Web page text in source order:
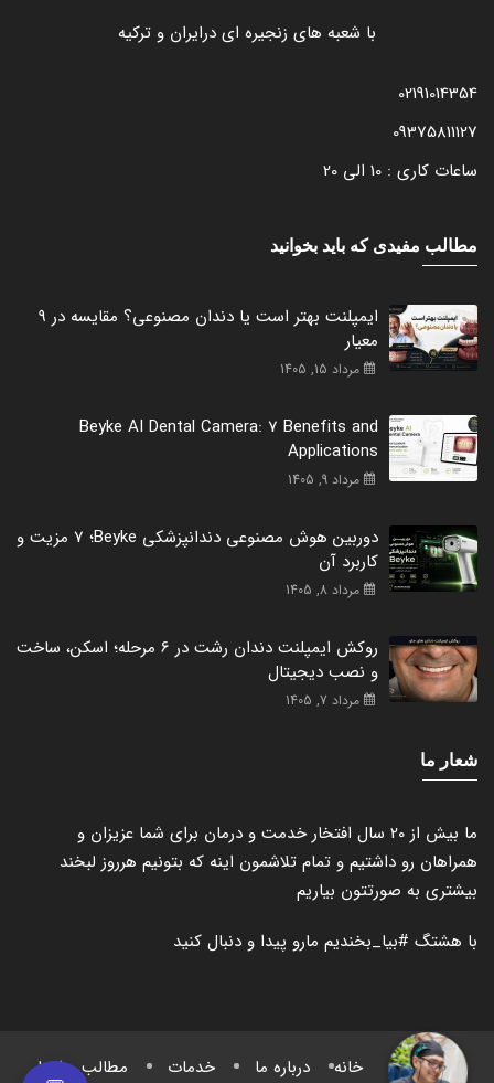
با شعبه های زنجیره ای درایران و ترکیه
02191014354
09375811127
ساعات کاری : 10 الی 20
مطالب مفیدی که باید بخوانید
ایمپلنت بهتر است یا دندان مصنوعی؟ مقایسه در 9
معیار
مرداد 15, 1405
Beyke AI Dental Camera: 7 Benefits and
Applications
مرداد 9, 1405
دوربین هوش مصنوعی دندانپزشکی Beyke؛ 7 مزیت و
کاربرد آن
مرداد 8, 1405
روکش ایمپلنت دندان رشت در 6 مرحله؛ اسکن، ساخت
و نصب دیجیتال
مرداد 7, 1405
شعار ما
ما بیش از 20 سال افتخار خدمت و درمان برای شما عزیزان و
همراهان رو داشتیم و تمام تلاشمون اینه که بتونیم هرروز لبخند
بیشتری به صورتتون بیاریم
با هشتگ #بیا_بخندیم مارو پیدا و دنبال کنید
خانه درباره ما خدمات
مطالب و اخبار